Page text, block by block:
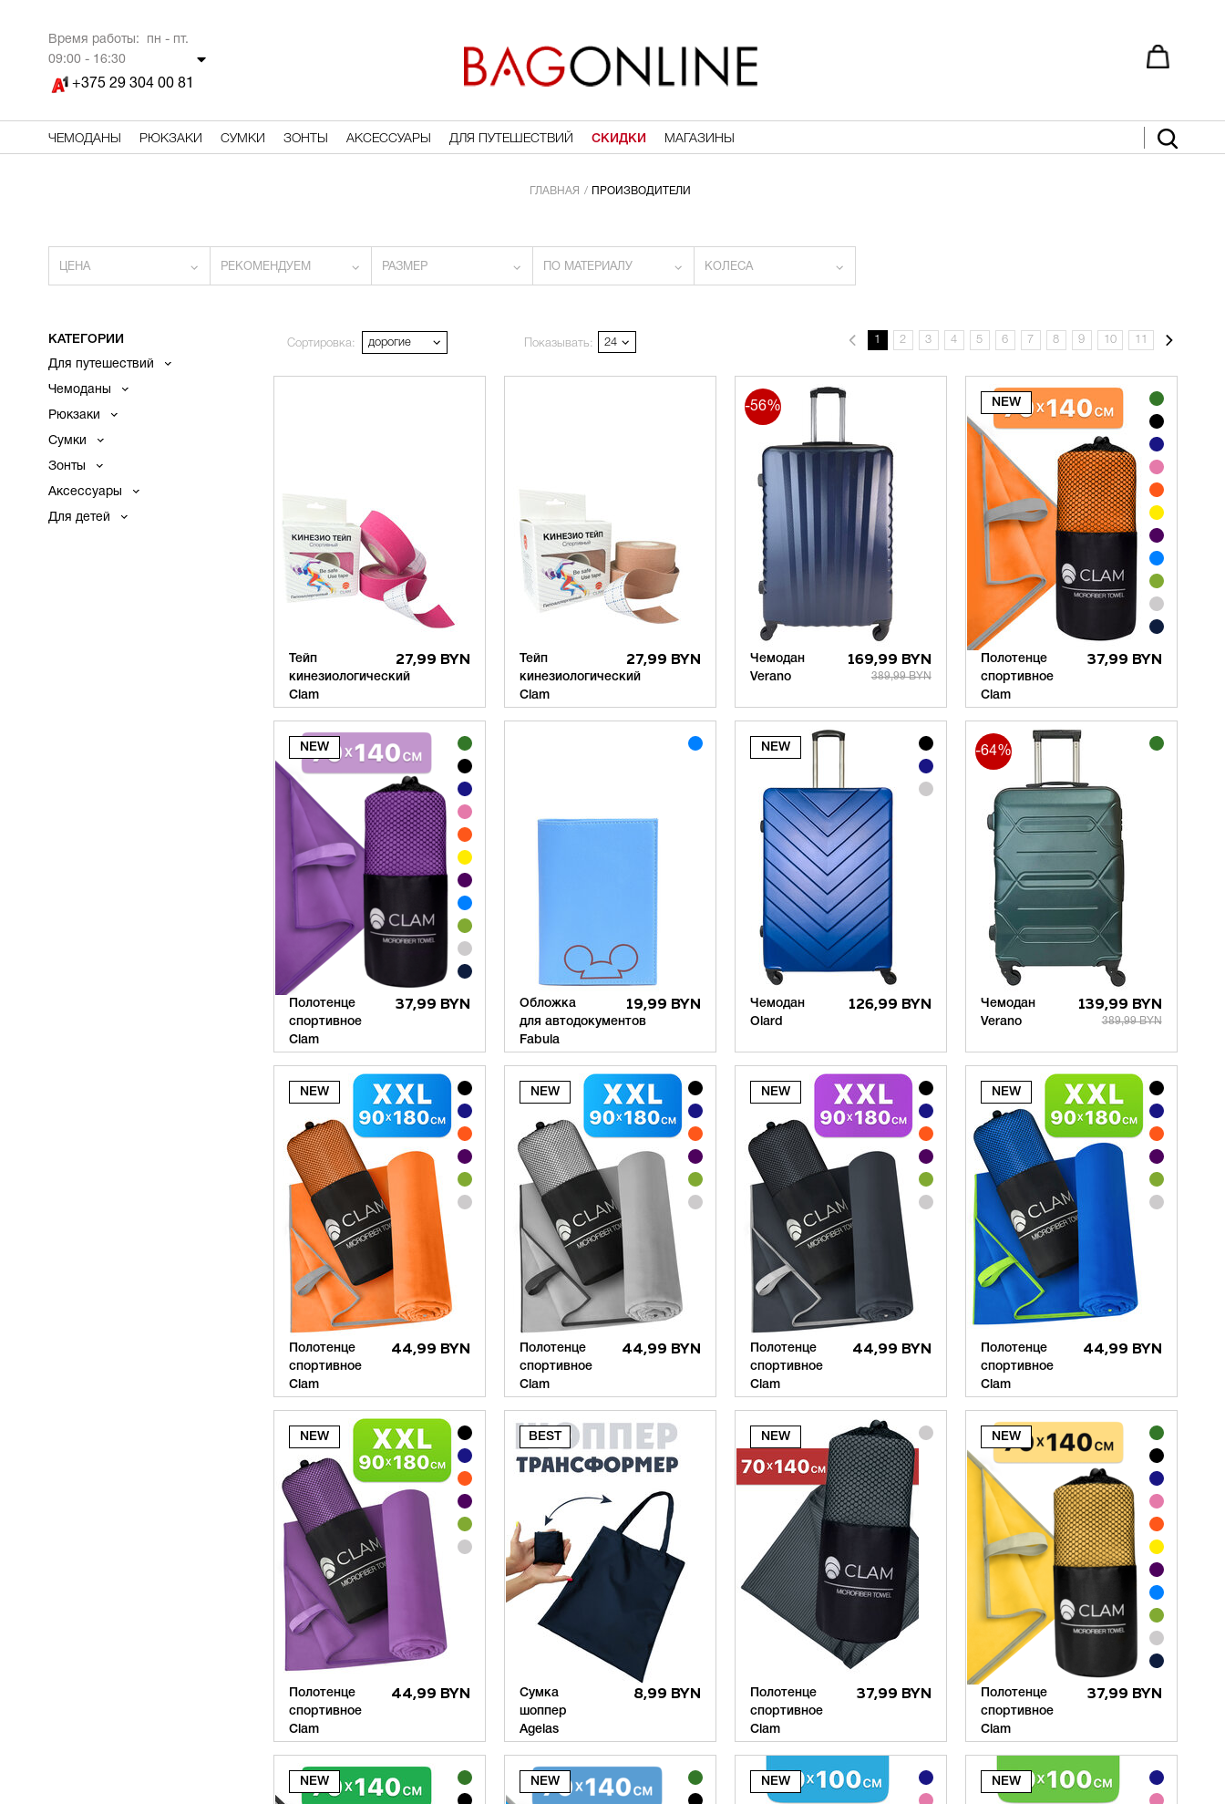
Время работы: пн - пт.
09:00 - 16:30
+375 29 304 00 81
ЧЕМОДАНЫ РЮКЗАКИ СУМКИ ЗОНТЫ АКСЕССУАРЫ ДЛЯ ПУТЕШЕСТВИЙ СКИДКИ МАГАЗИНЫ
ГЛАВНАЯ ПРОИЗВОДИТЕЛИ
ЦЕНА РЕКОМЕНДУЕМ РАЗМЕР ПО МАТЕРИАЛУ КОЛЕСА
КАТЕГОРИИ
Для путешествий
Чемоданы
Рюкзаки
Сумки
Зонты
Аксессуары
Для детей
Сортировка: дорогие Показывать: 24 1 2 3 4 5 6 7 8 9 10 11
Тейп
кинезиологический
Clam
27,99 BYN
Тейп
кинезиологический
Clam
27,99 BYN
Чемодан
Verano
169,99 BYN
389,99 BYN
-56%
Полотенце
спортивное
Clam
37,99 BYN
Полотенце
спортивное
Clam
37,99 BYN
Обложка
для автодокументов
Fabula
19,99 BYN
Чемодан
Olard
126,99 BYN
Чемодан
Verano
139,99 BYN
389,99 BYN
-64%
Полотенце
спортивное
Clam
44,99 BYN
Полотенце
спортивное
Clam
44,99 BYN
Полотенце
спортивное
Clam
44,99 BYN
Полотенце
спортивное
Clam
44,99 BYN
Полотенце
спортивное
Clam
44,99 BYN
Сумка
шоппер
Agelas
8,99 BYN
Полотенце
спортивное
Clam
37,99 BYN
Полотенце
спортивное
Clam
37,99 BYN